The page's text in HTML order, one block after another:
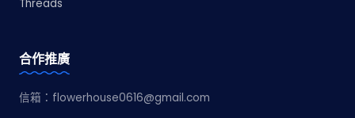
Threads
合作推廣
信箱： flowerhouse0616@gmail.com